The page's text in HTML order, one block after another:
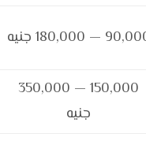
— 180,000 جنيه
150,000 — 350,000
جنيه